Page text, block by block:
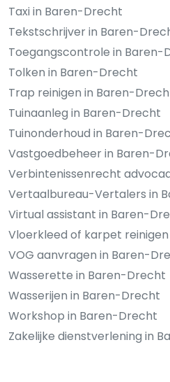
Taxi in Baren-Drecht
Tekstschrijver in Baren-
Toegangscontrole in Baren-
Tolken in Baren-Drecht
Trap reinigen in Baren-
Tuinaanleg in Baren-Drecht
Tuinonderhoud in Baren-
Vastgoedbeheer in Baren-
Verbintenissenrecht
Vertaalbureau-Vertalers in
Virtual assistant in Baren-
Vloerkleed of karpet
VOG aanvragen in Baren-
Wasserette in Baren-Drecht
Wasserijen in Baren-Drecht
Workshop in Baren-Drecht
Zakelijke dienstverlening in